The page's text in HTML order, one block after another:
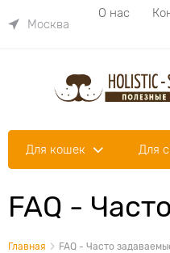
Москва
О нас
Для кошек Для
FAQ -
Главная FAQ - Часто